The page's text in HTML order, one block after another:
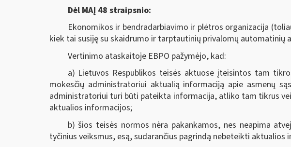
Dėl MAĮ 48 straipsnio:
Ekonomikos ir bendradarbiavimo ir plėtros organizacija
kiek tai susiję su skaidrumo ir tarptautinių privalomų
Vertinimo ataskaitoje EBPO pažymėjo, kad:
a) Lietuvos Respublikos teisės aktuose įteisintos tam
mokesčių administratoriui aktualią informaciją apie asmenų
administratoriui turi būti pateikta informacija, atliko tam tikrus
aktualios informacijos;
b) šios teisės normos nėra pakankamos, nes neapima
tyčinius veiksmus, esą, sudarančius pagrindą nebeteikti